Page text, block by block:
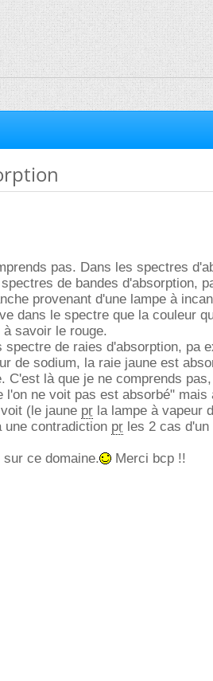
pas. Dans les spectres
de bandes d'absorption,
provenant d'une lampe à
dans le spectre que la couleur
savoir le rouge.
spectre de raies d'absorption, pa
de sodium, la raie jaune est
C'est là que je ne comprends pas,
l'on ne voit pas est absorbé"
(le jaune pr la lampe à vapeur
contradiction pr les 2 cas d'un
ce domaine.
Merci bcp !!